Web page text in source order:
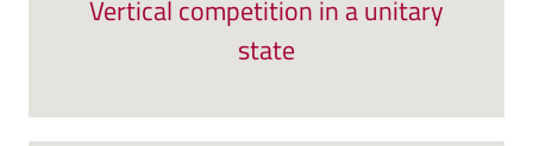
Vertical competition in a unitary
state